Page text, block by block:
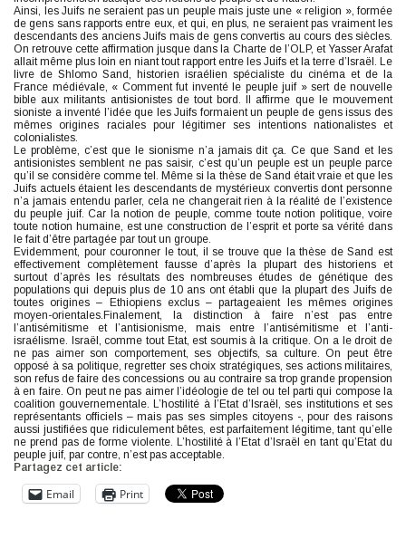
Ainsi, les Juifs ne seraient pas un peuple mais juste une « religion », formée
de gens sans rapports entre eux, et qui, en plus, ne seraient pas vraiment les
descendants des anciens Juifs mais de gens convertis au cours des siècles.
On retrouve cette affirmation jusque dans la Charte de l’OLP, et Yasser Arafat
allait même plus loin en niant tout rapport entre les Juifs et la terre d’Israël. Le
livre de Shlomo Sand, historien israélien spécialiste du cinéma et de la
France médiévale, « Comment fut inventé le peuple juif » sert de nouvelle
bible aux militants antisionistes de tout bord. Il affirme que le mouvement
sioniste a inventé l’idée que les Juifs formaient un peuple de gens issus des
mêmes origines raciales pour légitimer ses intentions nationalistes et
colonialistes.
Le problème, c’est que le sionisme n’a jamais dit ça. Ce que Sand et les
antisionistes semblent ne pas saisir, c’est qu’un peuple est un peuple parce
qu’il se considère comme tel. Même si la thèse de Sand était vraie et que les
Juifs actuels étaient les descendants de mystérieux convertis dont personne
n’a jamais entendu parler, cela ne changerait rien à la réalité de l’existence
du peuple juif. Car la notion de peuple, comme toute notion politique, voire
toute notion humaine, est une construction de l’esprit et porte sa vérité dans
le fait d’être partagée par tout un groupe.
Evidemment, pour couronner le tout, il se trouve que la thèse de Sand est
effectivement complètement fausse d’après la plupart des historiens et
surtout d’après les résultats des nombreuses études de génétique des
populations qui depuis plus de 10 ans ont établi que la plupart des Juifs de
toutes origines – Ethiopiens exclus – partageaient les mêmes origines
moyen-orientales.Finalement, la distinction à faire n’est pas entre
l’antisémitisme et l’antisionisme, mais entre l’antisémitisme et l’anti-
israélisme. Israël, comme tout Etat, est soumis à la critique. On a le droit de
ne pas aimer son comportement, ses objectifs, sa culture. On peut être
opposé à sa politique, regretter ses choix stratégiques, ses actions militaires,
son refus de faire des concessions ou au contraire sa trop grande propension
à en faire. On peut ne pas aimer l’idéologie de tel ou tel parti qui compose la
coalition gouvernementale. L’hostilité à l’Etat d’Israël, ses institutions et ses
représentants officiels – mais pas ses simples citoyens -, pour des raisons
aussi justifiées que ridiculement bêtes, est parfaitement légitime, tant qu’elle
ne prend pas de forme violente. L’hostilité à l’Etat d’Israël en tant qu’Etat du
peuple juif, par contre, n’est pas acceptable.
Partagez cet article:
Email Print